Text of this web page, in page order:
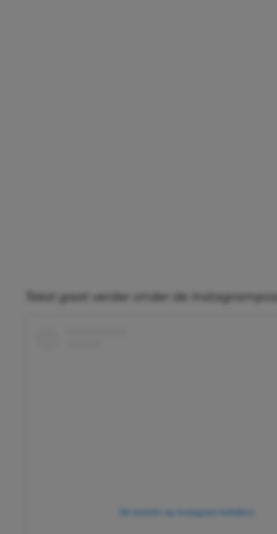
Tekst gaat verder onder de Instagrampost
Dit bericht op Instagram bekijken